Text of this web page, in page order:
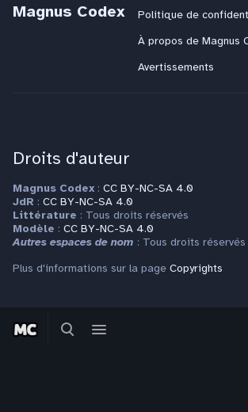
BasculerBasculer
le
Magnus Codex
Politique de
À propos de Magnus
Avertissements
Droits d'auteur
Magnus Codex : CC BY-NC-SA 4.0
JdR : CC BY-NC-SA 4.0
Littérature : Tous droits réservés
Modèle : CC BY-NC-SA 4.0
Autres espaces de nom : Tous droits réservés
Plus d'informations sur la page Copyrights
Contact